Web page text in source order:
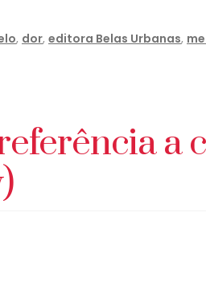
, dor, editora Belas Urbanas,
a